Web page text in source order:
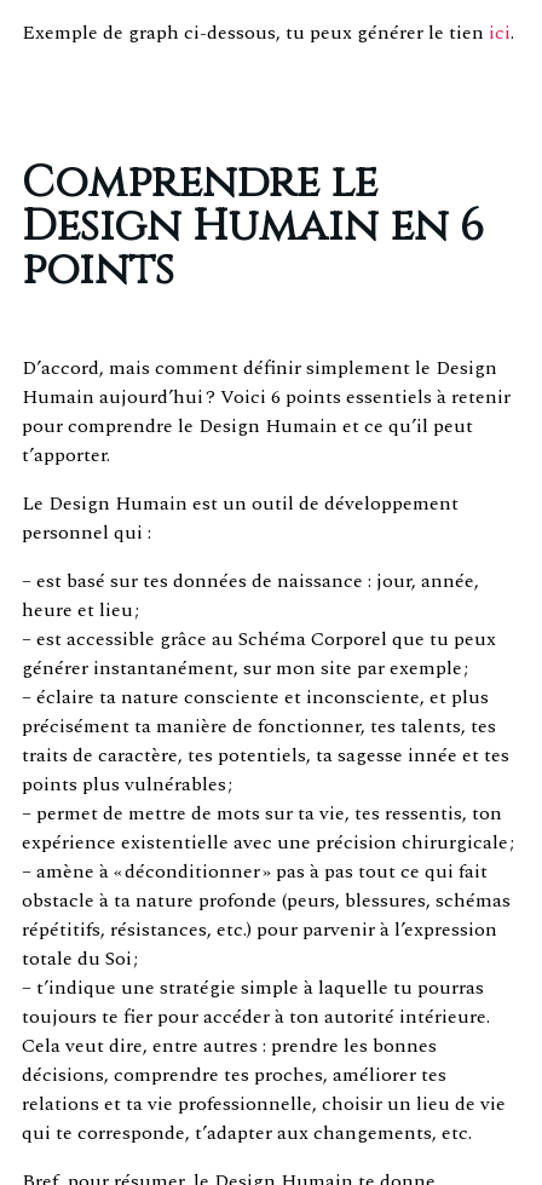
Exemple de graph ci-dessous, tu peux générer le tien ici.
Comprendre le
Design Humain en 6
points
D’accord, mais comment définir simplement le Design
Humain aujourd’hui ? Voici 6 points essentiels à retenir
pour comprendre le Design Humain et ce qu’il peut
t’apporter.
Le Design Humain est un outil de développement
personnel qui :
– est basé sur tes données de naissance : jour, année,
heure et lieu ;
– est accessible grâce au Schéma Corporel que tu peux
générer instantanément, sur mon site par exemple ;
– éclaire ta nature consciente et inconsciente, et plus
précisément ta manière de fonctionner, tes talents, tes
traits de caractère, tes potentiels, ta sagesse innée et tes
points plus vulnérables ;
– permet de mettre de mots sur ta vie, tes ressentis, ton
expérience existentielle avec une précision chirurgicale ;
– amène à « déconditionner » pas à pas tout ce qui fait
obstacle à ta nature profonde (peurs, blessures, schémas
répétitifs, résistances, etc.) pour parvenir à l’expression
totale du Soi ;
– t’indique une stratégie simple à laquelle tu pourras
toujours te fier pour accéder à ton autorité intérieure.
Cela veut dire, entre autres : prendre les bonnes
décisions, comprendre tes proches, améliorer tes
relations et ta vie professionnelle, choisir un lieu de vie
qui te corresponde, t’adapter aux changements, etc.